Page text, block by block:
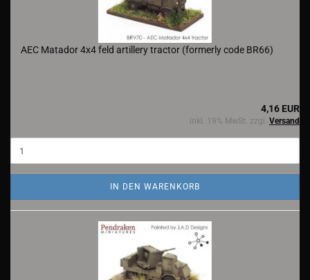
AEC Matador 4x4 feld artillery tractor (formerly code BR66)
4,16 EUR
inkl. 19% MwSt. zzgl. Versand
IN DEN WARENKORB